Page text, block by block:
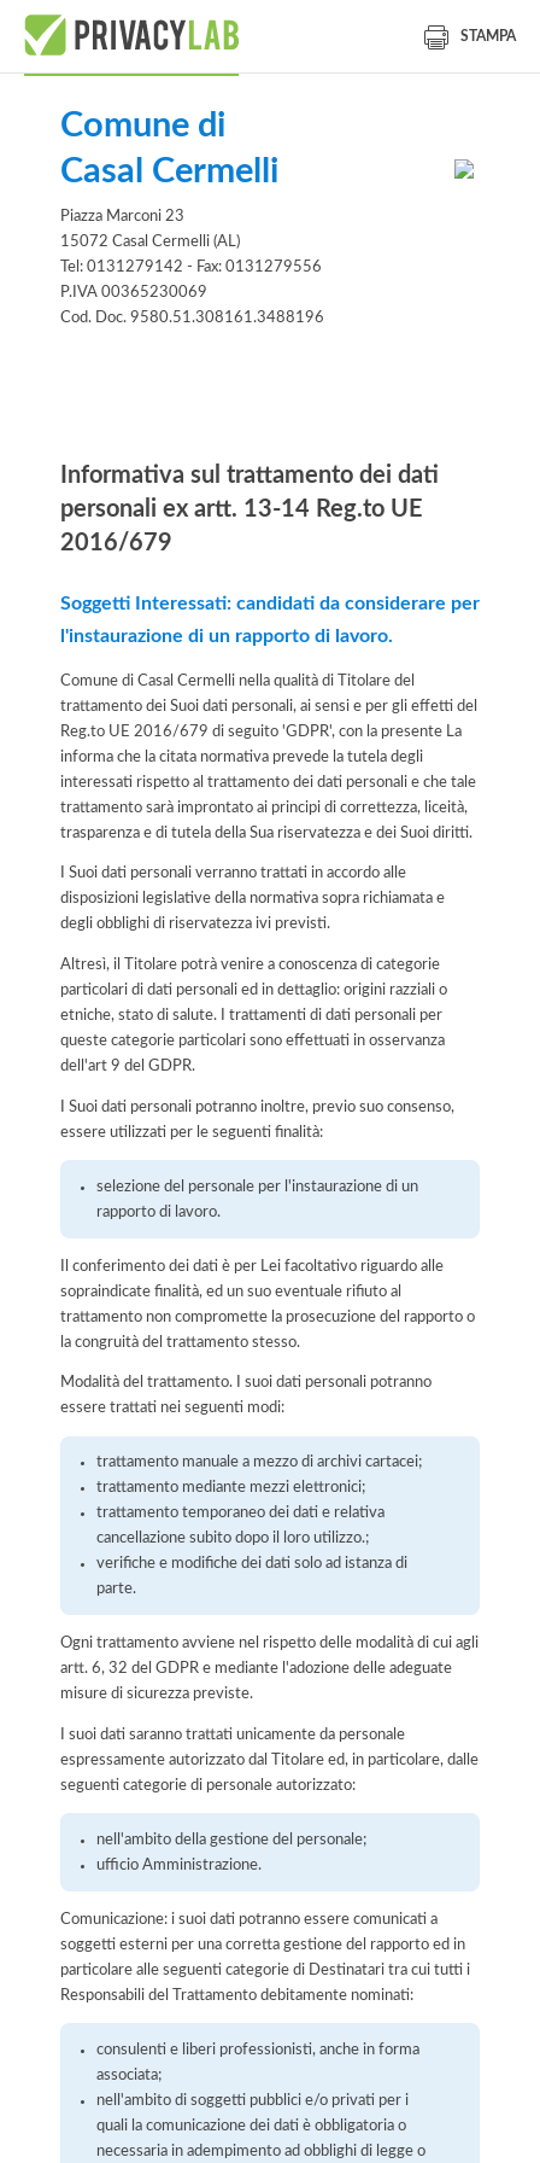
STAMPA
Comune di
Casal Cermelli
Piazza Marconi 23
15072 Casal Cermelli (AL)
Tel: 0131279142 - Fax: 0131279556
P.IVA 00365230069
Cod. Doc. 9580.51.308161.3488196
Informativa sul trattamento dei dati
personali ex artt. 13-14 Reg.to UE
2016/679
Soggetti Interessati: candidati da considerare per
l'instaurazione di un rapporto di lavoro.
Comune di Casal Cermelli nella qualità di Titolare del
trattamento dei Suoi dati personali, ai sensi e per gli effetti del
Reg.to UE 2016/679 di seguito 'GDPR', con la presente La
informa che la citata normativa prevede la tutela degli
interessati rispetto al trattamento dei dati personali e che tale
trattamento sarà improntato ai principi di correttezza, liceità,
trasparenza e di tutela della Sua riservatezza e dei Suoi diritti.
I Suoi dati personali verranno trattati in accordo alle
disposizioni legislative della normativa sopra richiamata e
degli obblighi di riservatezza ivi previsti.
Altresì, il Titolare potrà venire a conoscenza di categorie
particolari di dati personali ed in dettaglio: origini razziali o
etniche, stato di salute. I trattamenti di dati personali per
queste categorie particolari sono effettuati in osservanza
dell'art 9 del GDPR.
I Suoi dati personali potranno inoltre, previo suo consenso,
essere utilizzati per le seguenti finalità:
selezione del personale per l'instaurazione di un
rapporto di lavoro.
Il conferimento dei dati è per Lei facoltativo riguardo alle
sopraindicate finalità, ed un suo eventuale rifiuto al
trattamento non compromette la prosecuzione del rapporto o
la congruità del trattamento stesso.
Modalità del trattamento. I suoi dati personali potranno
essere trattati nei seguenti modi:
trattamento manuale a mezzo di archivi cartacei;
trattamento mediante mezzi elettronici;
trattamento temporaneo dei dati e relativa
cancellazione subito dopo il loro utilizzo.;
verifiche e modifiche dei dati solo ad istanza di
parte.
Ogni trattamento avviene nel rispetto delle modalità di cui agli
artt. 6, 32 del GDPR e mediante l'adozione delle adeguate
misure di sicurezza previste.
I suoi dati saranno trattati unicamente da personale
espressamente autorizzato dal Titolare ed, in particolare, dalle
seguenti categorie di personale autorizzato:
nell'ambito della gestione del personale;
ufficio Amministrazione.
Comunicazione: i suoi dati potranno essere comunicati a
soggetti esterni per una corretta gestione del rapporto ed in
particolare alle seguenti categorie di Destinatari tra cui tutti i
Responsabili del Trattamento debitamente nominati:
consulenti e liberi professionisti, anche in forma
associata;
nell'ambito di soggetti pubblici e/o privati per i
quali la comunicazione dei dati è obbligatoria o
necessaria in adempimento ad obblighi di legge o